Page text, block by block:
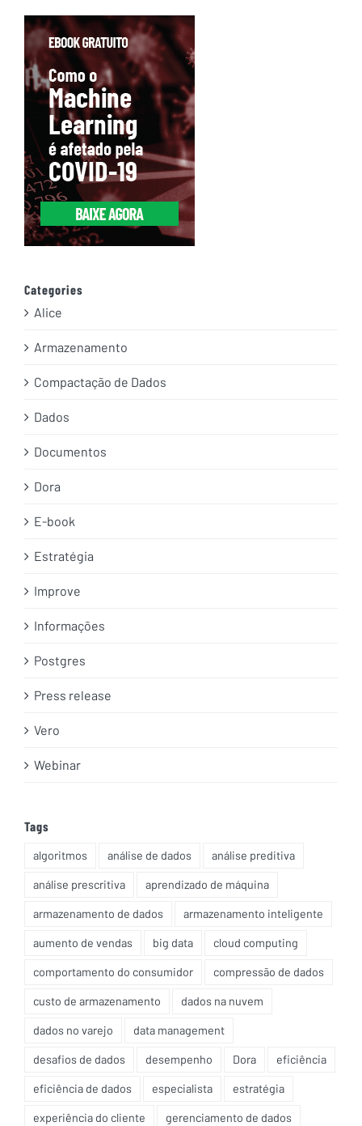
Categories
Alice
Armazenamento
Compactação de Dados
Dados
Documentos
Dora
E-book
Estratégia
Improve
Informações
Postgres
Press release
Vero
Webinar
Tags
algoritmos análise de dados análise preditiva
análise prescritiva aprendizado de máquina
armazenamento de dados armazenamento inteligente
aumento de vendas big data cloud computing
comportamento do consumidor compressão de dados
custo de armazenamento dados na nuvem
dados no varejo data management
desafios de dados desempenho Dora eficiência
eficiência de dados especialista estratégia
experiência do cliente gerenciamento de dados